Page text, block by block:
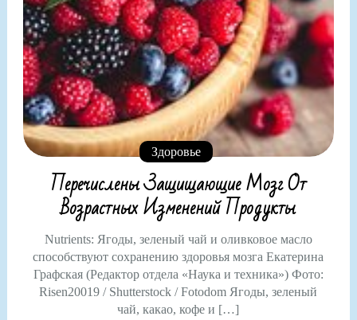
Здоровье
Перечислены Защищающие Мозг От
Возрастных Изменений Продукты
Nutrients: Ягоды, зеленый чай и оливковое масло
способствуют сохранению здоровья мозга Екатерина
Графская (Редактор отдела «Наука и техника») Фото:
Risen20019 / Shutterstock / Fotodom Ягоды, зеленый
чай, какао, кофе и […]